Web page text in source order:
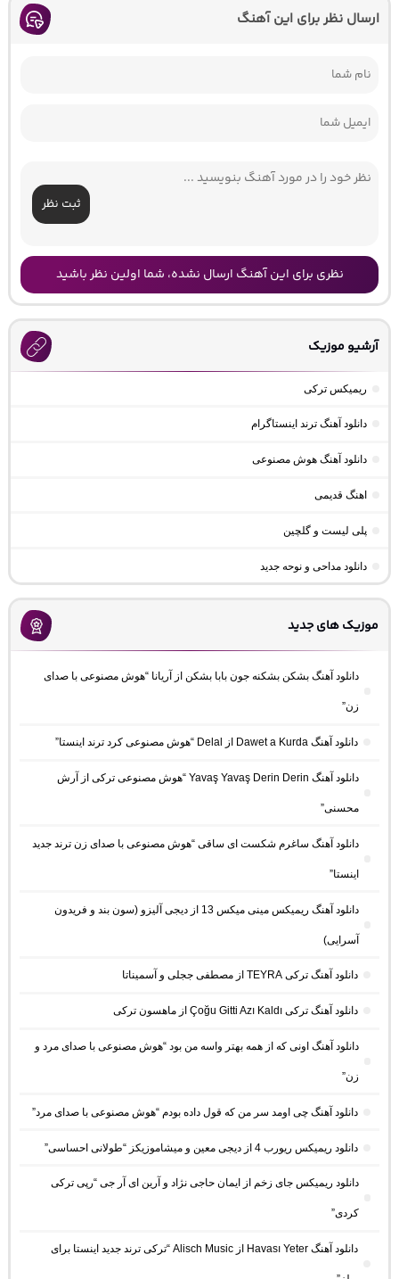
ارسال نظر برای این آهنگ
ثبت نظر
نظری برای این آهنگ ارسال نشده، شما اولین نظر باشید
آرشیو موزیک
ریمیکس ترکی
دانلود آهنگ ترند اینستاگرام
دانلود آهنگ هوش مصنوعی
اهنگ قدیمی
پلی لیست و گلچین
دانلود مداحی و نوحه جدید
موزیک های جدید
دانلود آهنگ بشکن بشکنه جون بابا بشکن از آریانا “هوش مصنوعی با صدای
زن”
دانلود آهنگ Dawet a Kurda از Delal “هوش مصنوعی کرد ترند اینستا”
دانلود آهنگ Yavaş Yavaş Derin Derin “هوش مصنوعی ترکی از آرش
محسنی”
دانلود آهنگ ساغرم شکست ای ساقی “هوش مصنوعی با صدای زن ترند جدید
اینستا”
دانلود آهنگ ریمیکس مینی میکس 13 از دیجی آلیزو (سون بند و فریدون
آسرایی)
دانلود آهنگ ترکی TEYRA از مصطفی ججلی و آسمیناتا
دانلود آهنگ ترکی Çoğu Gitti Azı Kaldı از ماهسون ترکی
دانلود آهنگ اونی که از همه بهتر واسه من بود “هوش مصنوعی با صدای مرد و
زن”
دانلود آهنگ چی اومد سر من که قول داده بودم “هوش مصنوعی با صدای مرد”
دانلود ریمیکس ریورب 4 از دیجی معین و میشاموزیکز “طولانی احساسی”
دانلود ریمیکس جای زخم از ایمان حاجی نژاد و آرین ای آر جی “رپی ترکی
کردی”
دانلود آهنگ Havası Yeter از Alisch Music “ترکی ترند جدید اینستا برای